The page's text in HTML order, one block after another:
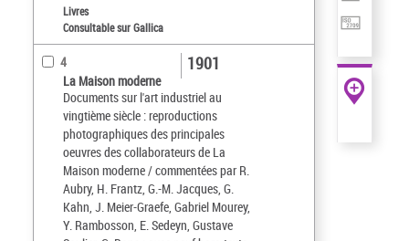
Livres
Consultable sur Gallica
4
La Maison moderne
Documents sur l'art industriel au
vingtième siècle : reproductions
photographiques des principales
oeuvres des collaborateurs de La
Maison moderne / commentées par R.
Aubry, H. Frantz, G.-M. Jacques, G.
Kahn, J. Meier-Graefe, Gabriel Mourey,
Y. Rambosson, E. Sedeyn, Gustave
1901